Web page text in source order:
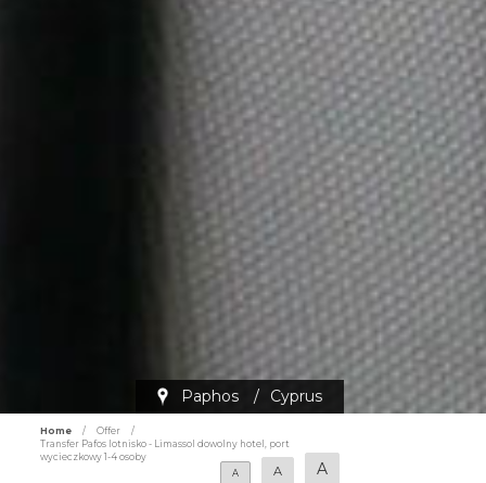
Paphos / Cyprus
Home / Offer
/
Transfer Pafos lotnisko - Limassol dowolny hotel, port
wycieczkowy 1-4 osoby
A
A A